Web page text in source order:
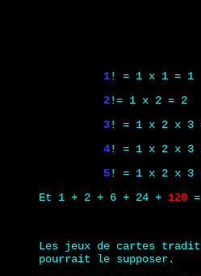
1! = 1 x 1 = 1
2!= 1 x 2 = 2
3! = 1 x 2 x 3
4! = 1 x 2 x 3
5! = 1 x 2 x 3
Et 1 + 2 + 6 + 24 + 120 =
Les jeux de cartes
pourrait le supposer.